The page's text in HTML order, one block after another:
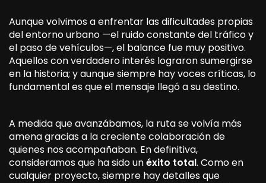
Aunque volvimos a enfrentar las dificultades propias
del entorno urbano —el ruido constante del tráfico y
el paso de vehículos—, el balance fue muy positivo.
Aquellos con verdadero interés lograron sumergirse
en la historia; y aunque siempre hay voces críticas, lo
fundamental es que el mensaje llegó a su destino.
A medida que avanzábamos, la ruta se volvía más
amena gracias a la creciente colaboración de
quienes nos acompañaban. En definitiva,
consideramos que ha sido unéxito total. Como en
cualquier proyecto, siempre hay detalles que